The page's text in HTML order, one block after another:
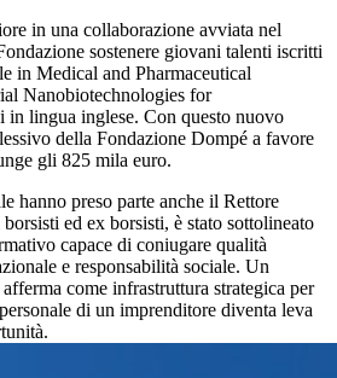
in una collaborazione avviata nel
sostenere giovani talenti iscritti
in Medical and Pharmaceutical
Nanobiotechnologies for
in lingua inglese. Con questo nuovo
della Fondazione Dompé a favore
gli 825 mila euro.
hanno preso parte anche il Rettore
ed ex borsisti, è stato sottolineato
capace di coniugare qualità
e responsabilità sociale. Un
come infrastruttura strategica per
di un imprenditore diventa leva